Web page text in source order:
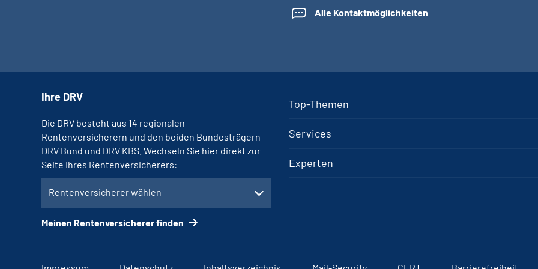
Alle Kontaktmöglichkeiten
Top-Themen
Services
Experten
Ihre DRV
Die DRV besteht aus 14 regionalen
Rentenversicherern und den beiden Bundesträgern
DRV Bund und DRV KBS. Wechseln Sie hier direkt zur
Seite Ihres Rentenversicherers:
Rentenversicherer wählen
Meinen Rentenversicherer finden